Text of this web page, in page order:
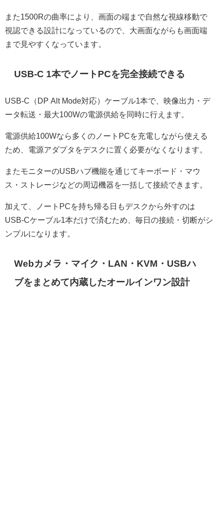
また1500Rの曲率により、画面の端まで自然な視線移動で
視認できる設計になっているので、大画面ながらも画面端
まで見やすくなっています。
USB-C 1本でノートPCを完全接続できる
USB-C（DP Alt Mode対応）ケーブル1本で、映像出力・デ
ータ転送・最大100Wの電源供給を同時に行えます。
電源供給100Wなら多くのノートPCを充電しながら使える
ため、電源アダプタをデスクに置く必要がなくなります。
またモニターのUSBハブ機能を通じてキーボード・マウ
ス・ストレージなどの周辺機器を一括して接続できます。
加えて、ノートPCを持ち帰る日もデスクから外すのは
USB-Cケーブル1本だけで済むため、毎日の接続・切断がシ
ンプルになります。
Webカメラ・マイク・LAN・KVM・USBハ
ブをまとめて内蔵したオールインワン設計